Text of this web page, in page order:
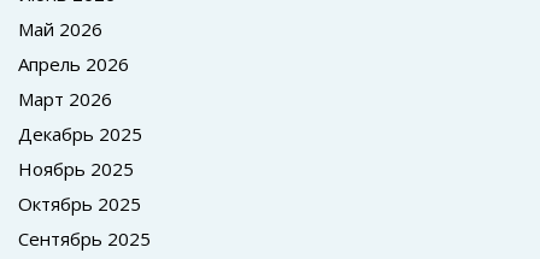
Май 2026
Апрель 2026
Март 2026
Декабрь 2025
Ноябрь 2025
Октябрь 2025
Сентябрь 2025